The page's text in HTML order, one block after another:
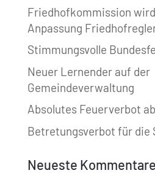
Friedhofkommission
Anpassung
Stimmungsvolle
Neuer Lernender auf der
Gemeindeverwaltung
Absolutes Feuerverbot
Betretungsverbot für die
Neueste Kommentare